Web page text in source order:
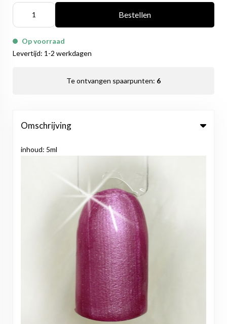
Bestellen
Op voorraad
Levertijd: 1-2 werkdagen
Te ontvangen spaarpunten: 6
Omschrijving
inhoud: 5ml